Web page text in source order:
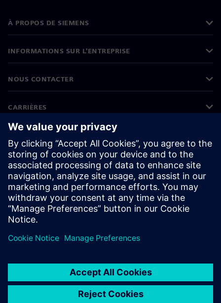
À PROPOS DE SIEMENS
INFORMATIONS SUR L'ENTREPRISE
NOUS CONTACTER
CARRIÈRES
©Siemens 2026
Informations sur l'entreprise
Protection des données
Avis relatif aux cookies
Conditions d'utilisation
ID numérique